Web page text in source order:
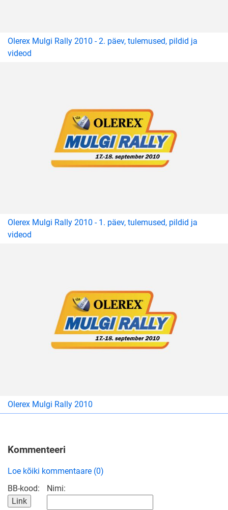
Olerex Mulgi Rally 2010 - 2. päev, tulemused, pildid ja
videod
Olerex Mulgi Rally 2010 - 1. päev, tulemused, pildid ja
videod
Olerex Mulgi Rally 2010
Kommenteeri
Loe kõiki kommentaare (0)
BB-kood:
Nimi: